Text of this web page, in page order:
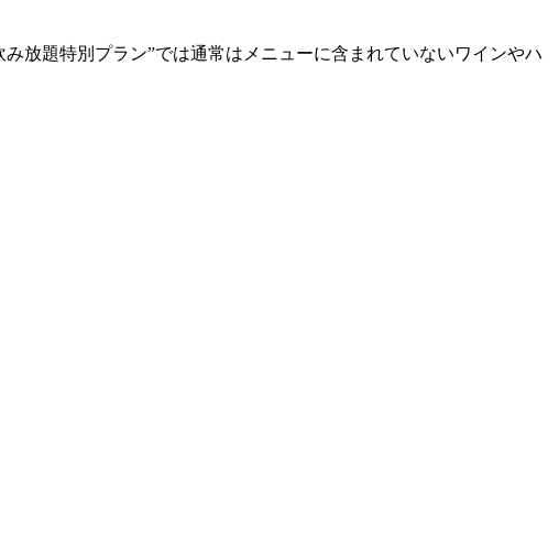
放題特別プラン”では通常はメニューに含まれていないワインやハ